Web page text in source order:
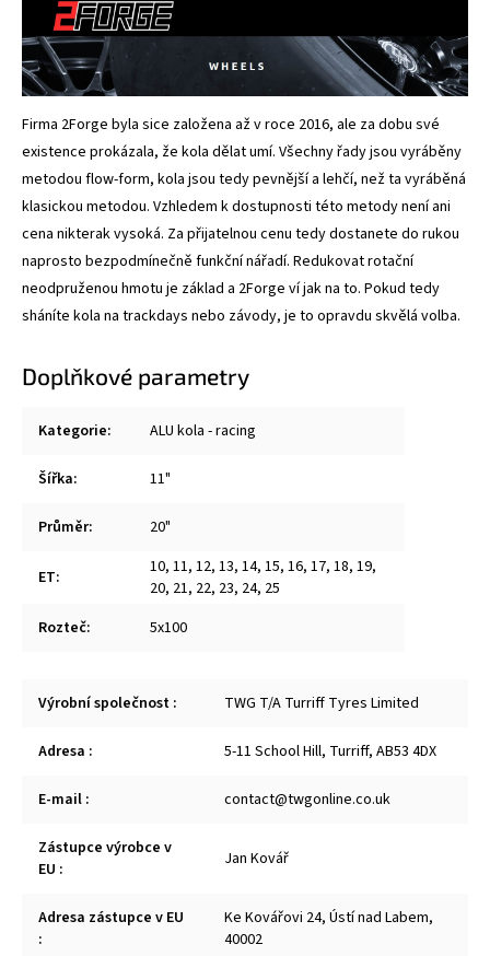
Firma 2Forge byla sice založena až v roce 2016, ale za dobu své
existence prokázala, že kola dělat umí. Všechny řady jsou vyráběny
metodou flow-form, kola jsou tedy pevnější a lehčí, než ta vyráběná
klasickou metodou. Vzhledem k dostupnosti této metody není ani
cena nikterak vysoká. Za přijatelnou cenu tedy dostanete do rukou
naprosto bezpodmínečně funkční nářadí. Redukovat rotační
neodpruženou hmotu je základ a 2Forge ví jak na to. Pokud tedy
sháníte kola na trackdays nebo závody, je to opravdu skvělá volba.
Doplňkové parametry
Kategorie: ALU kola - racing
Šířka: 11"
Průměr: 20"
ET: 10, 11, 12, 13, 14, 15, 16, 17, 18, 19,
20, 21, 22, 23, 24, 25
Rozteč: 5x100
Výrobní společnost : TWG T/A Turriff Tyres Limited
Adresa : 5-11 School Hill, Turriff, AB53 4DX
E-mail : contact@twgonline.co.uk
Zástupce výrobce v
EU : Jan Kovář
Adresa zástupce v EU
:
Ke Kovářovi 24, Ústí nad Labem,
40002